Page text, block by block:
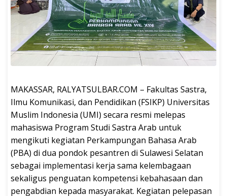
MAKASSAR, RALYATSULBAR.COM – Fakultas Sastra,
Ilmu Komunikasi, dan Pendidikan (FSIKP) Universitas
Muslim Indonesia (UMI) secara resmi melepas
mahasiswa Program Studi Sastra Arab untuk
mengikuti kegiatan Perkampungan Bahasa Arab
(PBA) di dua pondok pesantren di Sulawesi Selatan
sebagai implementasi kerja sama kelembagaan
sekaligus penguatan kompetensi kebahasaan dan
pengabdian kepada masyarakat. Kegiatan pelepasan